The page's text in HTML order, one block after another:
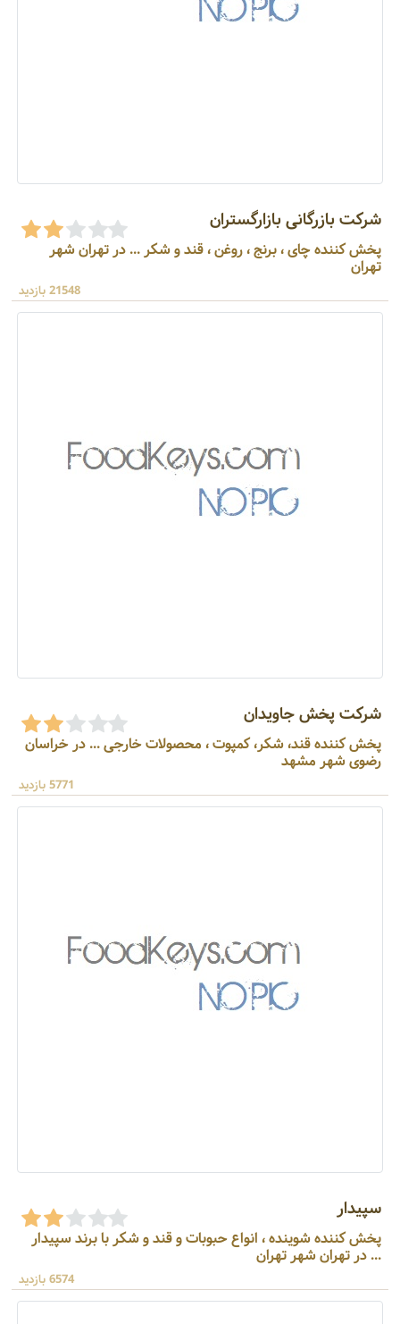
شرکت بازرگانی بازارگستران
پخش کننده چای ، برنج ، روغن ، قند و شکر ... در تهران شهر
تهران
21548 بازدید
شرکت پخش جاویدان
پخش کننده قند، شکر، کمپوت ، محصولات خارجی ... در خراسان
رضوی شهر مشهد
5771 بازدید
سپیدار
پخش کننده شوینده ، انواع حبوبات و قند و شکر با برند سپیدار
... در تهران شهر تهران
6574 بازدید